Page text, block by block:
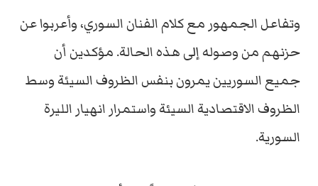
وتفاعل الجمهور مع كلام الفنان السوري، وأعربوا عن
حزنهم من وصوله إلى هذه الحالة. مؤكدين أن
جميع السوريين يمرون بنفس الظروف السيئة وسط
الظروف الاقتصادية السيئة واستمرار انهيار الليرة
السورية.